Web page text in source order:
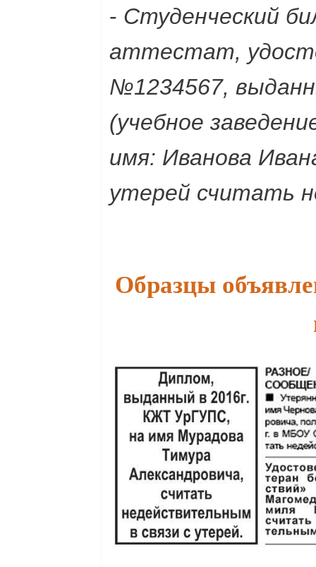
- Студенческий
аттестат,
№1234567,
(учебное
имя: Иванова
утерей считать
Образцы